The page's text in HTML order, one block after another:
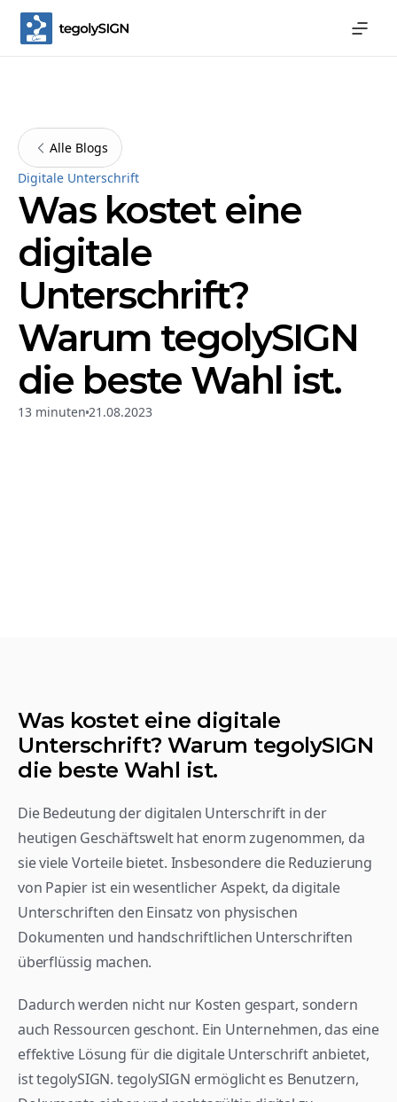
Alle Blogs
Digitale Unterschrift
Was kostet eine
digitale
Unterschrift?
Warum tegolySIGN
die beste Wahl ist.
13 minuten 21.08.2023
Was kostet eine digitale
Unterschrift? Warum tegolySIGN
die beste Wahl ist.
Die Bedeutung der digitalen Unterschrift in der
heutigen Geschäftswelt hat enorm zugenommen, da
sie viele Vorteile bietet. Insbesondere die Reduzierung
von Papier ist ein wesentlicher Aspekt, da digitale
Unterschriften den Einsatz von physischen
Dokumenten und handschriftlichen Unterschriften
überflüssig machen.
Dadurch werden nicht nur Kosten gespart, sondern
auch Ressourcen geschont. Ein Unternehmen, das eine
effektive Lösung für die digitale Unterschrift anbietet,
ist tegolySIGN. tegolySIGN ermöglicht es Benutzern,